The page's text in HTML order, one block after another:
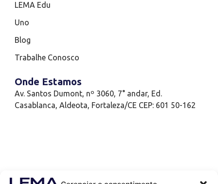
LEMA Edu
Uno
Blog
Trabalhe Conosco
Onde Estamos
Av. Santos Dumont, nº 3060, 7° andar, Ed.
Casablanca, Aldeota, Fortaleza/CE CEP: 601 50-162